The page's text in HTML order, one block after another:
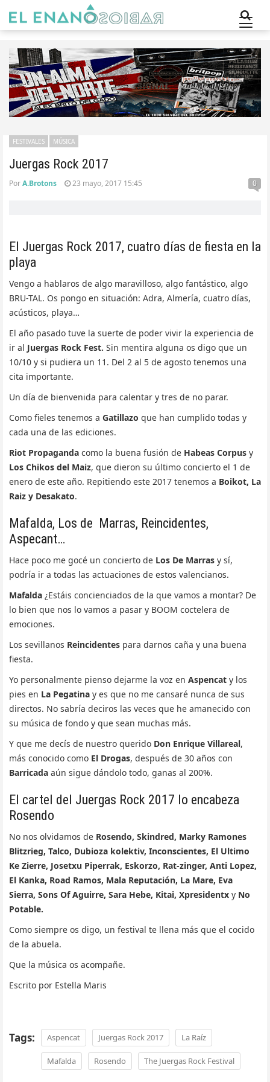
Juergas Rock 2017
FESTIVALES MÚSICA
PorA.Brotons 23 mayo, 2017 15:45 0
El Juergas Rock 2017, cuatro días de fiesta en la
playa
Vengo a hablaros de algo maravilloso, algo fantástico, algo
BRU-TAL. Os pongo en situación: Adra, Almería, cuatro días,
acústicos, playa…
El año pasado tuve la suerte de poder vivir la experiencia de
ir al Juergas Rock Fest. Sin mentira alguna os digo que un
10/10 y si pudiera un 11. Del 2 al 5 de agosto tenemos una
cita importante.
Un día de bienvenida para calentar y tres de no parar.
Como fieles tenemos a Gatillazo que han cumplido todas y
cada una de las ediciones.
Riot Propaganda como la buena fusión de Habeas Corpus y
Los Chikos del Maiz, que dieron su último concierto el 1 de
enero de este año. Repitiendo este 2017 tenemos a Boikot, La
Raiz y Desakato.
Mafalda, Los de Marras, Reincidentes,
Aspecant…
Hace poco me gocé un concierto de Los De Marras y sí,
podría ir a todas las actuaciones de estos valencianos.
Mafalda ¿Estáis concienciados de la que vamos a montar? De
lo bien que nos lo vamos a pasar y BOOM coctelera de
emociones.
Los sevillanos Reincidentes para darnos caña y una buena
fiesta.
Yo personalmente pienso dejarme la voz en Aspencat y los
pies en La Pegatina y es que no me cansaré nunca de sus
directos. No sabría deciros las veces que he amanecido con
su música de fondo y que sean muchas más.
Y que me decís de nuestro querido Don Enrique Villareal,
más conocido como El Drogas, después de 30 años con
Barricada aún sigue dándolo todo, ganas al 200%.
El cartel del Juergas Rock 2017 lo encabeza
Rosendo
No nos olvidamos de Rosendo, Skindred, Marky Ramones
Blitzrieg, Talco, Dubioza kolektiv, Inconscientes, El Ultimo
Ke Zierre, Josetxu Piperrak, Eskorzo, Rat-zinger, Anti Lopez,
El Kanka, Road Ramos, Mala Reputación, La Mare, Eva
Sierra, Sons Of Aguirre, Sara Hebe, Kitai, Xpresidentx y No
Potable.
Como siempre os digo, un festival te llena más que el cocido
de la abuela.
Que la música os acompañe.
Escrito por Estella Maris
Tags: Aspencat Juergas Rock 2017 La Raíz
Mafalda Rosendo The Juergas Rock Festival